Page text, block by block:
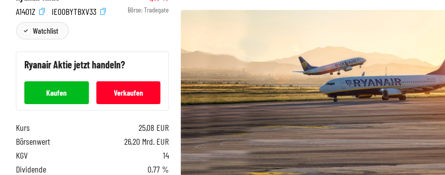
A1401Z
IE00BYTBXV33 Börse: Tradegate
Watchlist
RyanairAktie jetzt handeln?
Kaufen Verkaufen
Kurs 25,08 EUR
Börsenwert
26,20 Mrd. EUR
KGV
14
Dividende
0,77 %